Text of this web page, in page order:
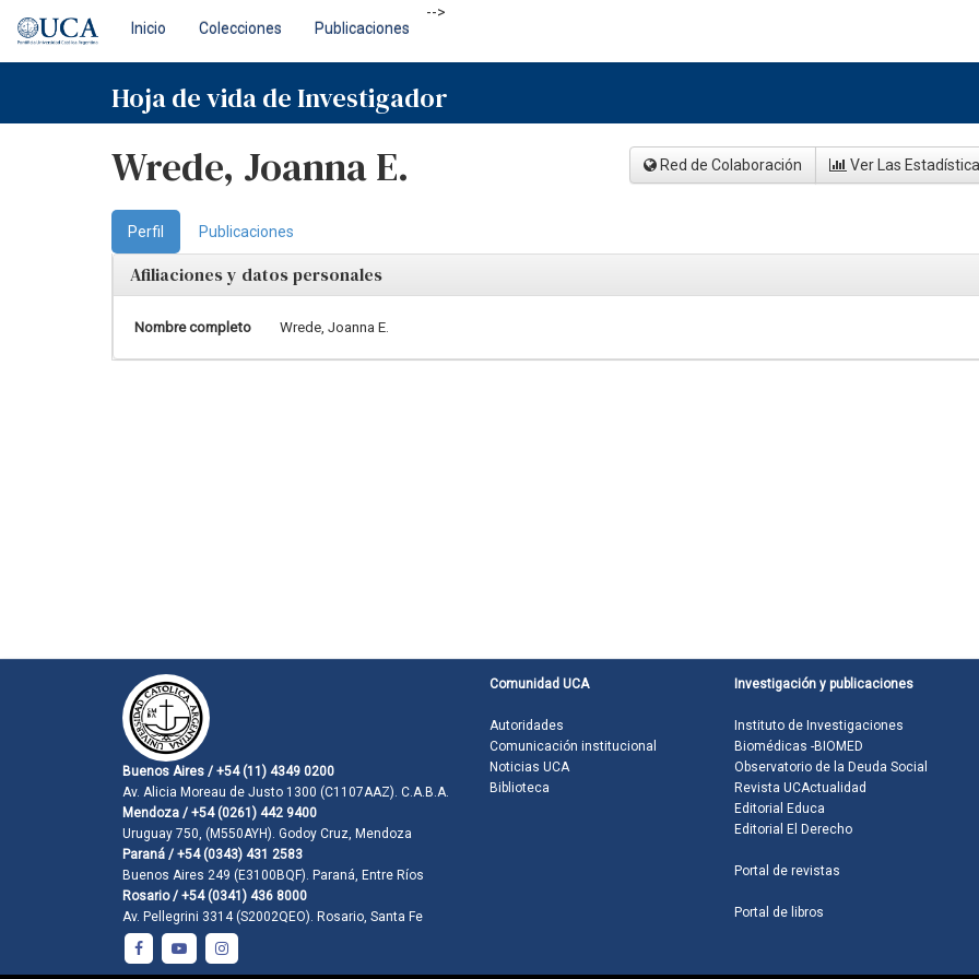
navigation
Inicio Colecciones Publicaciones
-->
Hoja de vida de Investigador
Wrede, Joanna E. Red de Colaboración Ver Las
Perfil Publicaciones
Afiliaciones y datos personales
Nombre completo Wrede, Joanna E.
Buenos Aires / +54 (11) 4349 0200
Av. Alicia Moreau de Justo 1300 (C1107AAZ). C.A.B.A.
Mendoza / +54 (0261) 442 9400
Uruguay 750, (M550AYH). Godoy Cruz, Mendoza
Paraná / +54 (0343) 431 2583
Buenos Aires 249 (E3100BQF). Paraná, Entre Ríos
Rosario / +54 (0341) 436 8000
Av. Pellegrini 3314 (S2002QEO). Rosario, Santa Fe
Comunidad UCA
Autoridades
Comunicación institucional
Noticias UCA
Biblioteca
Investigación y publicaciones
Instituto de Investigaciones
Biomédicas -BIOMED
Observatorio de la Deuda Social
Revista UCActualidad
Editorial Educa
Editorial El Derecho
Portal de revistas
Portal de libros